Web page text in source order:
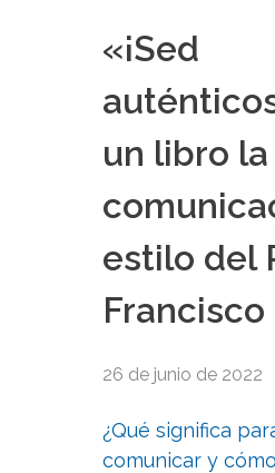
«¡Sed
un libro la
estilo del
Francisco
26 de junio de 2022
¿Qué significa
comunicar y